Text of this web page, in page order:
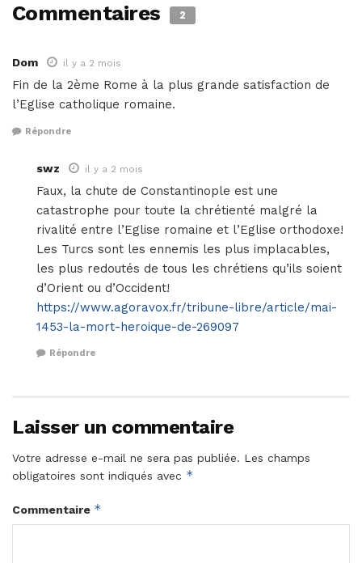
Commentaires 2
Dom il y a 2 mois
Fin de la 2ème Rome à la plus grande satisfaction de
l’Eglise catholique romaine.
Répondre
swz il y a 2 mois
Faux, la chute de Constantinople est une
catastrophe pour toute la chrétienté malgré la
rivalité entre l’Eglise romaine et l’Eglise orthodoxe!
Les Turcs sont les ennemis les plus implacables,
les plus redoutés de tous les chrétiens qu’ils soient
d’Orient ou d’Occident!
https://www.agoravox.fr/tribune-libre/article/mai-
1453-la-mort-heroique-de-269097
Répondre
Laisser un commentaire
Votre adresse e-mail ne sera pas publiée. Les champs
obligatoires sont indiqués avec *
Commentaire *